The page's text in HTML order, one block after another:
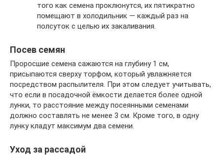
того как семена проклюнутся, их пятикратно
помещают в холодильник — каждый раз на
полсуток с целью их закаливания.
Посев семян
Проросшие семена сажаются на глубину 1 см,
присыпаются сверху торфом, который увлажняется
посредством распылителя. При этом следует учитывать,
что если в посадочной ёмкости делается более одной
лунки, то расстояние между посеянными семенами
должно составлять не менее 3 см. Кроме того, в одну
лунку кладут максимум два семени.
Уход за рассадой